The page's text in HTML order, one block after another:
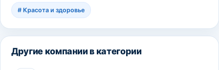
# Красота и здоровье
Другие компании в категории